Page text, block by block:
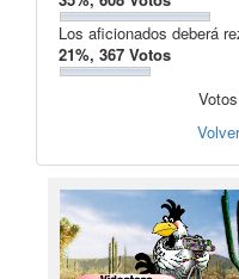
Los aficionados deberá
21%, 367 Votos